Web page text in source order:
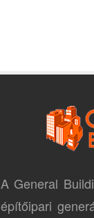
A General
építőipari